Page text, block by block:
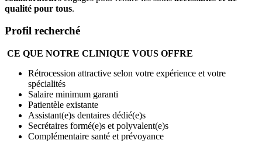
qualité pour tous.
Profil recherché
CE QUE NOTRE CLINIQUE VOUS OFFRE
Rétrocession attractive selon votre expérience et votre
spécialités
Salaire minimum garanti
Patientèle existante
Assistant(e)s dentaires dédié(e)s
Secrétaires formé(e)s et polyvalent(e)s
Complémentaire santé et prévoyance